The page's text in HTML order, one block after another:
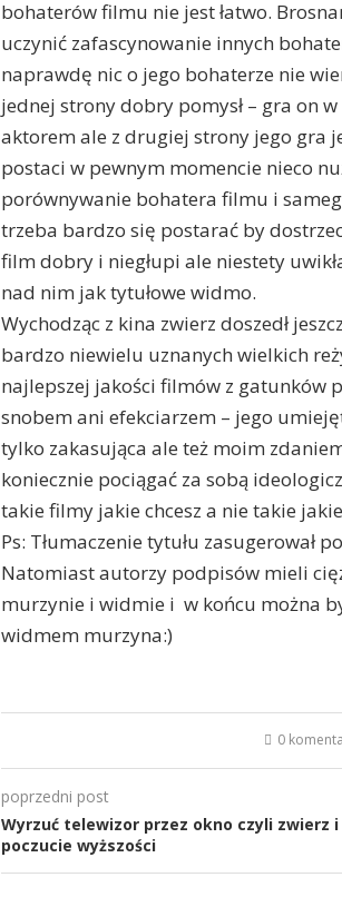
bohaterów filmu nie jest łatwo.
uczynić zafascynowanie innych
naprawdę nic o jego bohaterze nie
jednej strony dobry pomysł – gra on
aktorem ale z drugiej strony jego gra
postaci w pewnym momencie nieco
porównywanie bohatera filmu i
trzeba bardzo się postarać by
film dobry i niegłupi ale niestety
nad nim jak tytułowe widmo.
Wychodząc z kina zwierz doszedł
bardzo niewielu uznanych wielkich
najlepszej jakości filmów z gatunków
snobem ani efekciarzem – jego
tylko zakasująca ale też moim
koniecznie pociągać za sobą
takie filmy jakie chcesz a nie takie
Ps: Tłumaczenie tytułu zasugerował
Natomiast autorzy podpisów mieli
murzynie i widmie i w końcu można
widmem murzyna:)
0
poprzedni post
Wyrzuć telewizor przez okno czyli zwierz i
poczucie wyższości